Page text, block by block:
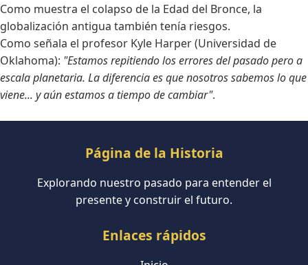
Como muestra el colapso de la Edad del Bronce, la
globalización antigua también tenía riesgos.
Como señala el profesor Kyle Harper (Universidad de
Oklahoma): "Estamos repitiendo los errores del pasado pero a
escala planetaria. La diferencia es que nosotros sabemos lo que
viene... y aún estamos a tiempo de cambiar".
Página de la Historia
Explorando nuestro pasado para entender el
presente y construir el futuro.
Enlaces rápidos